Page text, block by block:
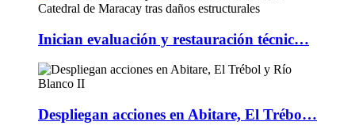
Inician evaluación y restauración técnic…
Despliegan acciones en Abitare, El Trébo…